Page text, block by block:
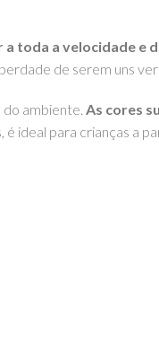
a toda a velocidade e
de serem uns
do ambiente. As cores
ideal para crianças a